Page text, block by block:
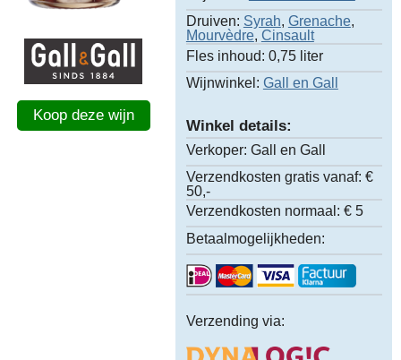
Koop deze wijn
Druiven: Syrah, Grenache,
Mourvèdre, Cinsault
Fles inhoud: 0,75 liter
Wijnwinkel: Gall en Gall
Winkel details:
Verkoper: Gall en Gall
Verzendkosten gratis vanaf: €
50,-
Verzendkosten normaal: € 5
Betaalmogelijkheden:
Verzending via: